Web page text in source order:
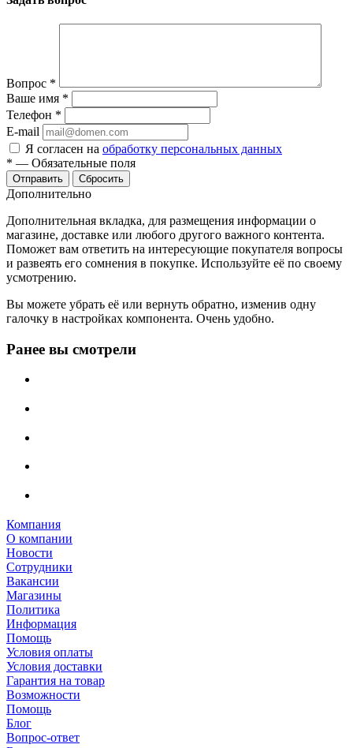
Вопрос *
Ваше имя *
Телефон *
E-mail
Я согласен на обработку персональных данных
* — Обязательные поля
Отправить Сбросить
Дополнительно
Дополнительная вкладка, для размещения информации о
магазине, доставке или любого другого важного контента.
Поможет вам ответить на интересующие покупателя вопросы
и развеять его сомнения в покупке. Используйте её по своему
усмотрению.
Вы можете убрать её или вернуть обратно, изменив одну
галочку в настройках компонента. Очень удобно.
Ранее вы смотрели
Компания
О компании
Новости
Сотрудники
Вакансии
Магазины
Политика
Информация
Помощь
Условия оплаты
Условия доставки
Гарантия на товар
Возможности
Помощь
Блог
Вопрос-ответ